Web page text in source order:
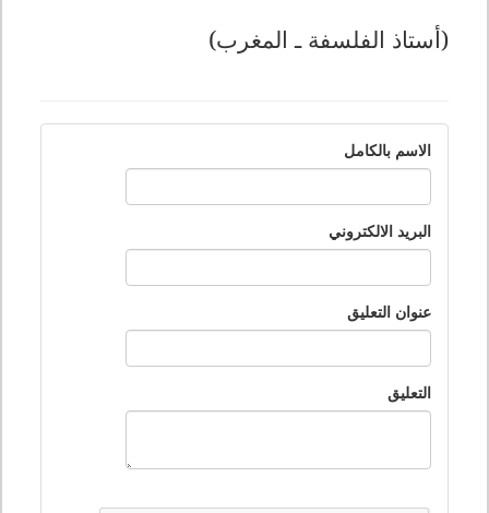
(أستاذ الفلسفة ـ المغرب)
الاسم بالكامل
البريد الالكتروني
عنوان التعليق
التعليق